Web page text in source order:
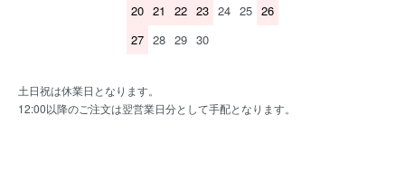
20 21 22 23 24 25 26
27 28 29 30
土日祝は休業日となります。
12:00以降のご注文は翌営業日分として手配となります。